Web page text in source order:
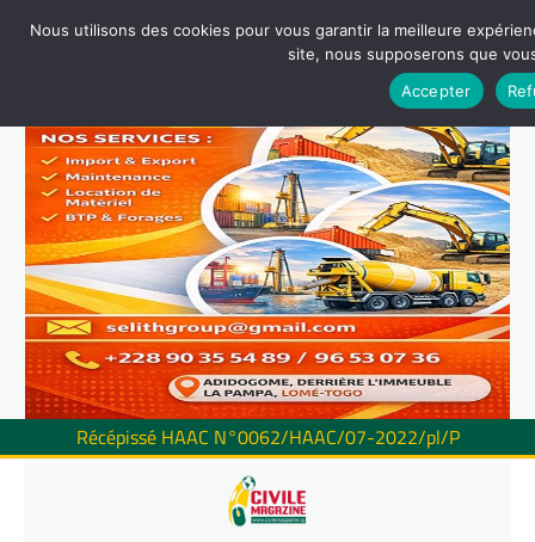
Récépissé HAAC N°0062/HAAC/07-2022/pl/P
Nous utilisons des cookies pour vous garantir la meilleure
site, nous supposerons que
Accepter